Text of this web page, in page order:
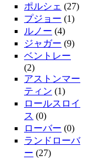
ポルシェ (27)
プジョー (1)
ルノー (4)
ジャガー (9)
ベントレー
(2)
アストンマー
ティン (1)
ロールスロイ
ス (0)
ローバー (0)
ランドローバ
ー (27)